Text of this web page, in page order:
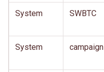
System SWBTC
System campaign